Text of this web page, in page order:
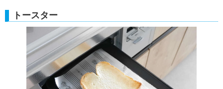
トースター